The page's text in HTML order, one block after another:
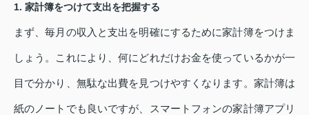
1. 家計簿をつけて支出を把握する
まず、毎月の収入と支出を明確にするために家計簿をつけま
しょう。これにより、何にどれだけお金を使っているかが一
目で分かり、無駄な出費を見つけやすくなります。家計簿は
紙のノートでも良いですが、スマートフォンの家計簿アプリ